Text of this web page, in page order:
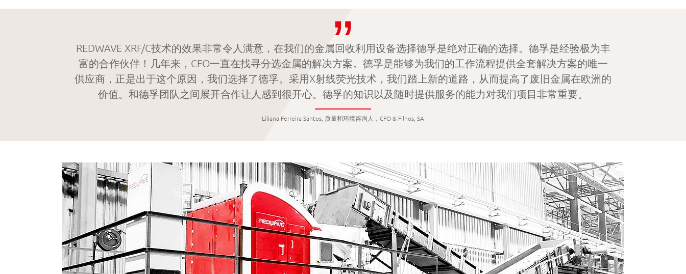
REDWAVE XRF/C技术的效果非常令人满意，在我们的金属回收利用设备选择德孚是绝对正确的选择。德孚是经验极为丰
富的合作伙伴！几年来，CFO一直在找寻分选金属的解决方案。德孚是能够为我们的工作流程提供全套解决方案的唯一
供应商，正是出于这个原因，我们选择了德孚。采用X射线荧光技术，我们踏上新的道路，从而提高了废旧金属在欧洲的
价值。和德孚团队之间展开合作让人感到很开心。德孚的知识以及随时提供服务的能力对我们项目非常重要。
Liliana Ferreira Santos, 质量和环境咨询人，CFO & Filhos, SA